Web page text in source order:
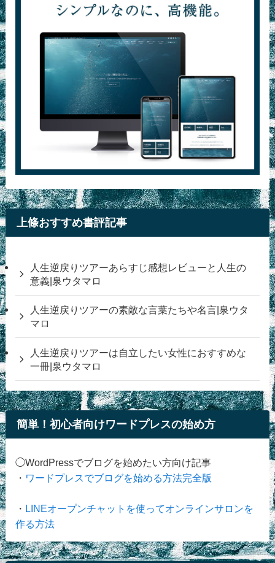
上條おすすめ書評記事
人生逆戻りツアーあらすじ感想レビューと人生の
意義|泉ウタマロ
人生逆戻りツアーの素敵な言葉たちや名言|泉ウタ
マロ
人生逆戻りツアーは自立したい女性におすすめな
一冊|泉ウタマロ
簡単！初心者向けワードプレスの始め方
◯WordPressでブログを始めたい方向け記事
・ ワードプレスでブログを始める方法完全版
・ LINEオープンチャットを使ってオンラインサロンを
作る方法